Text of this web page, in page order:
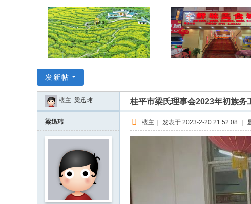
发新帖
楼主: 梁迅玮 桂平市梁氏理事会2023年初族务
梁迅玮 楼主 | 发表于 2023-2-20 21:52:08 |